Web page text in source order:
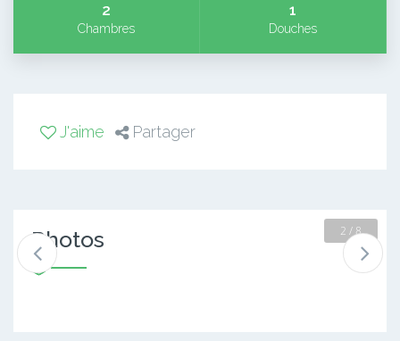
2
Chambres
1
Douches
J'aime Partager
Photos 2 / 8